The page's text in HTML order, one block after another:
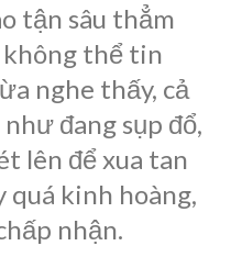
tận sâu thẳm
không thể tin
nghe thấy, cả
đang sụp đổ,
lên để xua tan
quá kinh hoàng,
nhận.